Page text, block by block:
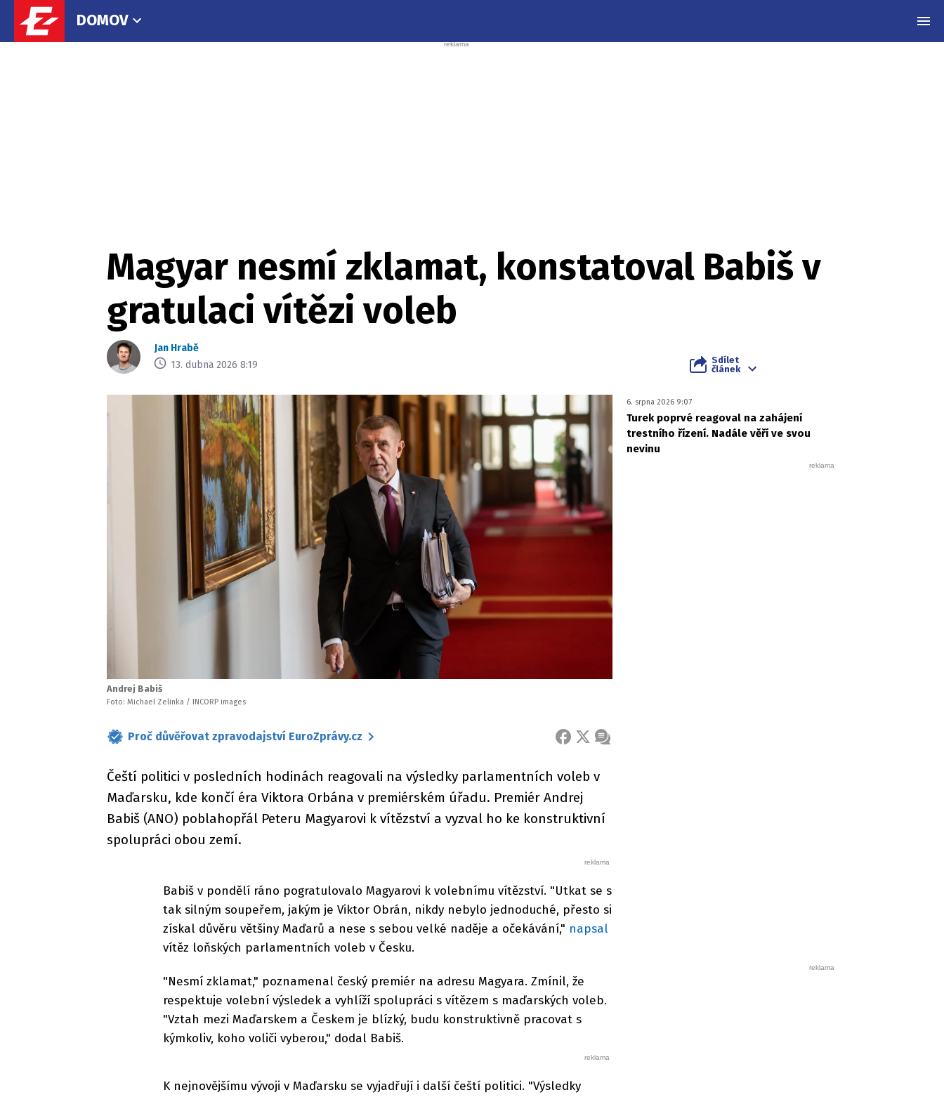
DOMOV
Magyar nesmí zklamat, konstatoval Babiš v
gratulaci vítězi voleb
Jan Hrabě
13. dubna 2026 8:19
Sdílet
článek
Andrej Babiš
Foto: Michael Zelinka / INCORP images
Proč důvěřovat zpravodajství EuroZprávy.cz FACEBOOK
X ZPRÁVA
Čeští politici v posledních hodinách reagovali na výsledky parlamentních voleb v
Maďarsku, kde končí éra Viktora Orbána v premiérském úřadu. Premiér Andrej
Babiš (ANO) poblahopřál Peteru Magyarovi k vítězství a vyzval ho ke konstruktivní
spolupráci obou zemí.
Babiš v pondělí ráno pogratulovalo Magyarovi k volebnímu vítězství. "Utkat se s
tak silným soupeřem, jakým je Viktor Obrán, nikdy nebylo jednoduché, přesto si
získal důvěru většiny Maďarů a nese s sebou velké naděje a očekávání," napsal
vítěz loňských parlamentních voleb v Česku.
"Nesmí zklamat," poznamenal český premiér na adresu Magyara. Zmínil, že
respektuje volební výsledek a vyhlíží spolupráci s vítězem s maďarských voleb.
"Vztah mezi Maďarskem a Českem je blízký, budu konstruktivně pracovat s
kýmkoliv, koho voliči vyberou," dodal Babiš.
K nejnovějšímu vývoji v Maďarsku se vyjadřují i další čeští politici. "Výsledky
6. srpna 2026 9:07
Turek poprvé reagoval na zahájení
trestního řízení. Nadále věří ve svou
nevinu